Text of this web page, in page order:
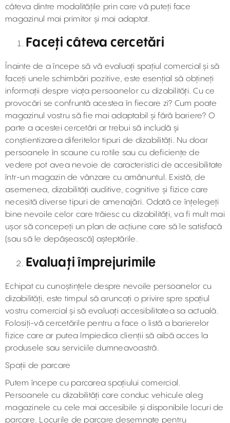
câteva dintre modalitățile prin care vă puteți face
magazinul mai primitor și mai adaptat.
Faceți câteva cercetări
Înainte de a începe să vă evaluați spațiul comercial și să
faceți unele schimbări pozitive, este esențial să obțineți
informații despre viața persoanelor cu dizabilități. Cu ce
provocări se confruntă acestea în fiecare zi? Cum poate
magazinul vostru să fie mai adaptabil și fără bariere? O
parte a acestei cercetări ar trebui să includă și
conștientizarea diferitelor tipuri de dizabilități. Nu doar
persoanele în scaune cu rotile sau cu deficiențe de
vedere pot avea nevoie de caracteristici de accesibilitate
într-un magazin de vânzare cu amănuntul. Există, de
asemenea, dizabilități auditive, cognitive și fizice care
necesită diverse tipuri de amenajări. Odată ce înțelegeți
bine nevoile celor care trăiesc cu dizabilități, va fi mult mai
ușor să concepeți un plan de acțiune care să le satisfacă
(sau să le depășească) așteptările.
Evaluați împrejurimile
Echipat cu cunoștințele despre nevoile persoanelor cu
dizabilități, este timpul să aruncați o privire spre spațiul
vostru comercial și să evaluați accesibilitatea sa actuală.
Folosiți-vă cercetările pentru a face o listă a barierelor
fizice care ar putea împiedica clienții să aibă acces la
produsele sau serviciile dumneavoastră.
Spații de parcare
Putem începe cu parcarea spațiului comercial.
Persoanele cu dizabilități care conduc vehicule aleg
magazinele cu cele mai accesibile și disponibile locuri de
parcare. Locurile de parcare desemnate pentru